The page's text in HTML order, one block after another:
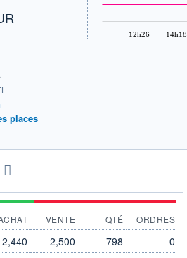
places
12h26 14h18
VENTE QTÉ ORDRES
2,440 2,500 798 0